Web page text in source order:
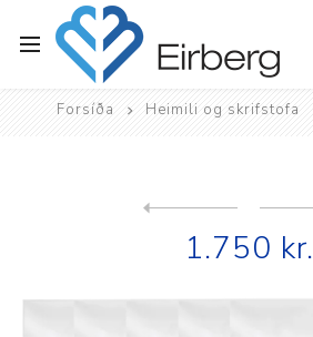
Forsíða Heimili og skrifstofa
1.750 kr.